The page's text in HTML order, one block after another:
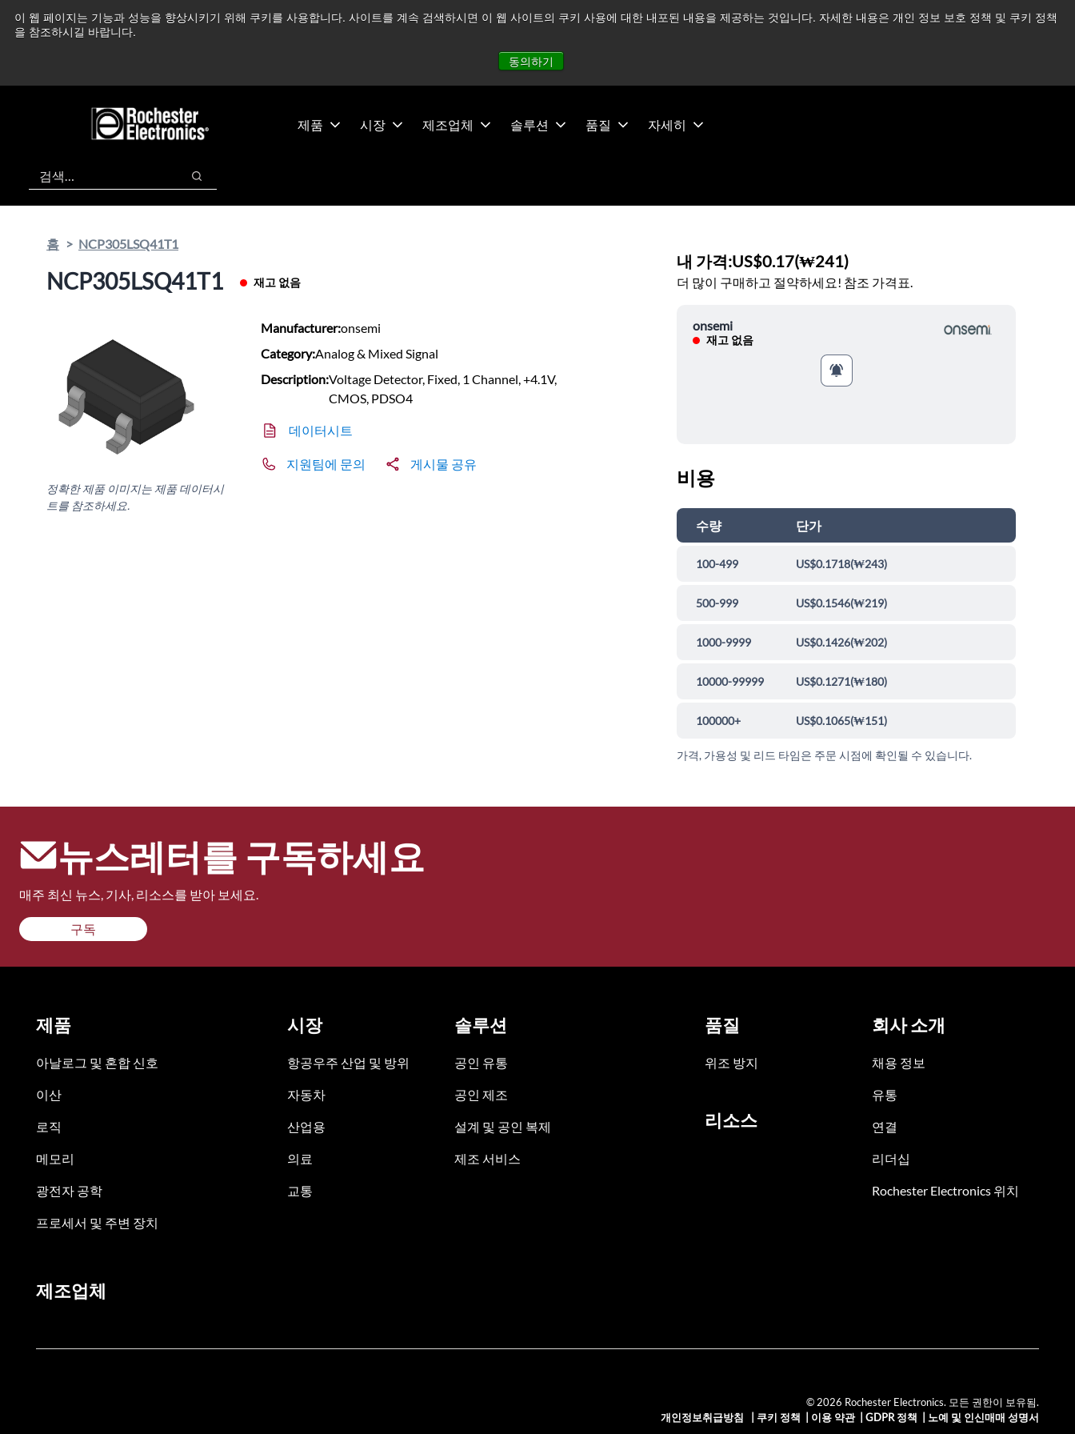
이 웹 페이지는 기능과 성능을 향상시키기 위해 쿠키를 사용합니다. 사이트를 계속 검색하시면 이 웹 사이트의 쿠키 사용에 대한 내포된 내용을 제공하는 것입니다. 자세한 내용은 개인 정보 보호 정책 및 쿠키 정책
을 참조하시길 바랍니다.
동의하기
츠
건
중동 지역 상황을 지속적으로 주시하고 있으며, 모든 서비스는 정상적으로 운영되고 있습니다. 더 읽어보기 →
제품 시장 제조업체 솔루션 품질 자세히
검색
검색
홈 NCP305LSQ41T1
NCP305LSQ41T1 재고 없음
정확한 제품 이미지는 제품 데이터시
트를 참조하세요.
Manufacturer:onsemi
Category:Analog & Mixed Signal
Description:Voltage Detector, Fixed, 1 Channel, +4.1V,
CMOS, PDSO4
데이터시트
지원팀에 문의 게시물 공유
내 가격:US$0.17(₩241)
더 많이 구매하고 절약하세요! 참조 가격표.
onsemi
재고 없음
비용
수량 단가
100-499 US$0.1718(₩243)
500-999 US$0.1546(₩219)
1000-9999 US$0.1426(₩202)
10000-99999 US$0.1271(₩180)
100000+ US$0.1065(₩151)
가격, 가용성 및 리드 타임은 주문 시점에 확인될 수 있습니다.
뉴스레터를 구독하세요
매주 최신 뉴스, 기사, 리소스를 받아 보세요.
구독
제품
아날로그 및 혼합 신호
이산
로직
메모리
광전자 공학
프로세서 및 주변 장치
시장
항공우주 산업 및 방위
자동차
산업용
의료
교통
솔루션
공인 유통
공인 제조
설계 및 공인 복제
제조 서비스
품질
위조 방지
리소스
회사 소개
채용 정보
유통
연결
리더십
Rochester Electronics 위치
제조업체
© 2026 Rochester Electronics. 모든 권한이 보유됨.
개인정보취급방침
쿠키 정책 이용 약관| GDPR 정책 노예 및 인신매매 성명서